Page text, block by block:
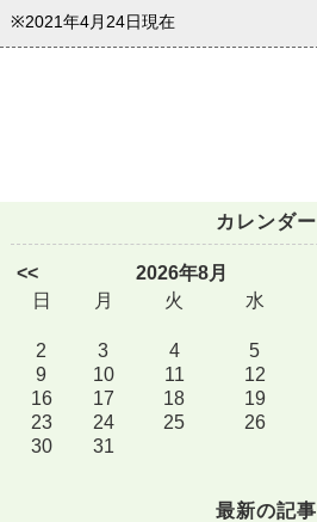
※2021年4月24日現在
カレンダー
<<
2026年8月
日
月 火 水
2
3 4 5
9
10 11 12
16
17 18 19
23
24 25 26
30
31
最新の記事